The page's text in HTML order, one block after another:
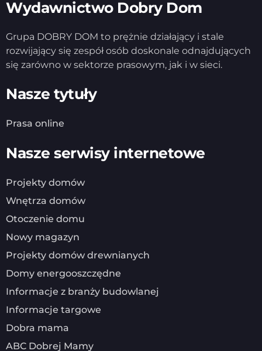
Wydawnictwo Dobry Dom
Grupa DOBRY DOM to prężnie działający i stale
rozwijający się zespół osób doskonale odnajdujących
się zarówno w sektorze prasowym, jak i w sieci.
Nasze tytuły
Prasa online
Nasze serwisy internetowe
Projekty domów
Wnętrza domów
Otoczenie domu
Nowy magazyn
Projekty domów drewnianych
Domy energooszczędne
Informacje z branży budowlanej
Informacje targowe
Dobra mama
ABC Dobrej Mamy